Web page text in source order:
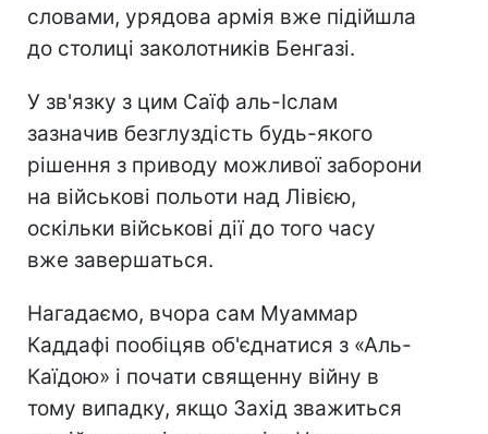
словами, урядова армія вже підійшла
до столиці заколотників Бенгазі.
У зв'язку з цим Саїф аль-Іслам
зазначив безглуздість будь-якого
рішення з приводу можливої ​​заборони
на військові польоти над Лівією,
оскільки військові дії до того часу
вже завершаться.
Нагадаємо, вчора сам Муаммар
Каддафі пообіцяв об'єднатися з «Аль-
Каїдою» і почати священну війну в
тому випадку, якщо Захід зважиться